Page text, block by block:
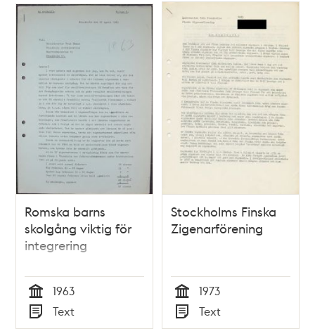
Romska barns
skolgång viktig för
integrering
Tid
1963
Typ
Text
Stockholms Finska
Zigenarförening
Tid
1973
Typ
Text